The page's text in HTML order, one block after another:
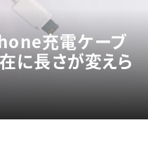
充電ケーブ
に長さが変えら